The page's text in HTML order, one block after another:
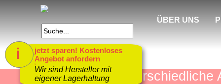
mehr als 4000
ÜBER UNS
jetzt sparen! Kostenloses
Angebot anfordern
1
Wir sind Hersteller mit
eigener Lagerhaltung
i